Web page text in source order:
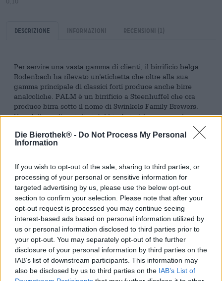
Die Bierothek® - Do Not Process My Personal
Information
If you wish to opt-out of the sale, sharing to third parties, or
processing of your personal or sensitive information for
targeted advertising by us, please use the below opt-out
section to confirm your selection. Please note that after your
opt-out request is processed you may continue seeing
interest-based ads based on personal information utilized by
us or personal information disclosed to third parties prior to
your opt-out. You may separately opt-out of the further
disclosure of your personal information by third parties on the
IAB’s list of downstream participants. This information may
also be disclosed by us to third parties on the IAB’s List of
Descrizione Informazioni Recensioni (1)
Per servire una vasta gamma di clienti, il birrificio belga
Rodenbach ha rilevato un'etichetta che oltre alla sua
gamma principale di classici forti produce anche birre
analcoliche. PALM è un birrificio a Steenhuffel che ora
produce birra sotto il nome di Swinkels Family Brewers.
Una delle scelte migliori del birrificio è la sua popolare
PALM 0.0: questa creazione porta l'essenza dell'arte belga
della produzione della birra nel vetro e offre il massimo
del gusto con un'incredibile gradazione alcolica dello
lievito interno. Tuttavia, prima che il lievito possa agire e
produrre alcol, il contatto viene interrotto.
La birra ad alta fermentazione è prodotta con una
selezionata selezione di pregiati malti e luppoli di nostra
coltivazione. La goccia sottile scorre nel vetro in un colore
ambrato brillante con riflessi ramati ed è coronata da
un'attraente corona di schiuma compatta e dai pori densi.
Ne emerge un profumo fruttato e leggermente speziato
che ti invita a provarlo. Il gusto iniziale rivela un corpo
snello con dolcezza dominante e amarezza armoniosa.
Note di caramello, frutta leggera, cereali maturati al sole,